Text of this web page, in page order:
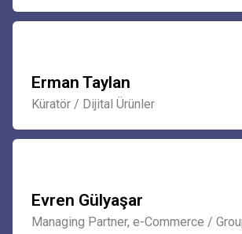
Erman Taylan
Küratör / Dijital Ürünler
Evren Gülyaşar
Managing Partner, e-Commerce /